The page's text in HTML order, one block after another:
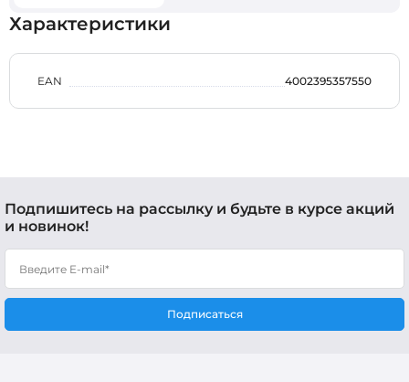
Характеристики
EAN 4002395357550
Подпишитесь на рассылку и будьте в курсе акций
и новинок!
Подписаться